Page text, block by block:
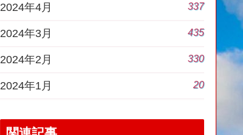
2024年4月 337
2024年3月 435
2024年2月 330
2024年1月 20